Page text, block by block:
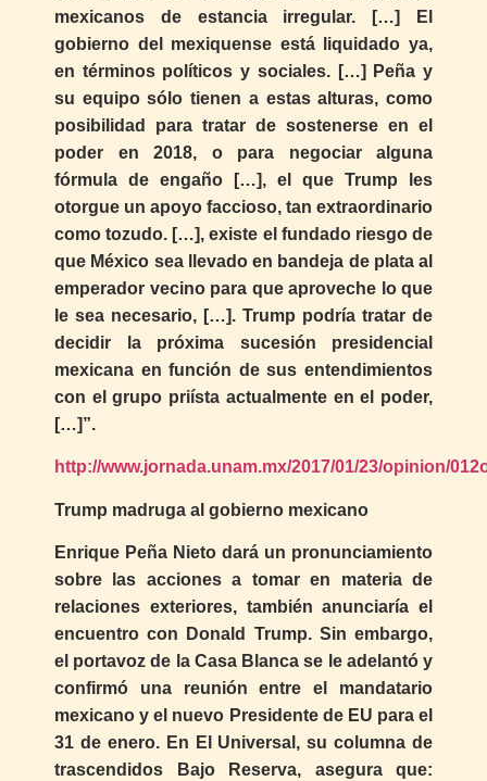
mexicanos de estancia irregular. […] El
gobierno del mexiquense está liquidado ya,
en términos políticos y sociales. […] Peña y
su equipo sólo tienen a estas alturas, como
posibilidad para tratar de sostenerse en el
poder en 2018, o para negociar alguna
fórmula de engaño […], el que Trump les
otorgue un apoyo faccioso, tan extraordinario
como tozudo. […], existe el fundado riesgo de
que México sea llevado en bandeja de plata al
emperador vecino para que aproveche lo que
le sea necesario, […]. Trump podría tratar de
decidir la próxima sucesión presidencial
mexicana en función de sus entendimientos
con el grupo priísta actualmente en el poder,
[…]”.
http://www.jornada.unam.mx/2017/01/23/opinion/
Trump madruga al gobierno mexicano
Enrique Peña Nieto dará un pronunciamiento
sobre las acciones a tomar en materia de
relaciones exteriores, también anunciaría el
encuentro con Donald Trump. Sin embargo,
el portavoz de la Casa Blanca se le adelantó y
confirmó una reunión entre el mandatario
mexicano y el nuevo Presidente de EU para el
31 de enero. En El Universal, su columna de
trascendidos Bajo Reserva, asegura que: